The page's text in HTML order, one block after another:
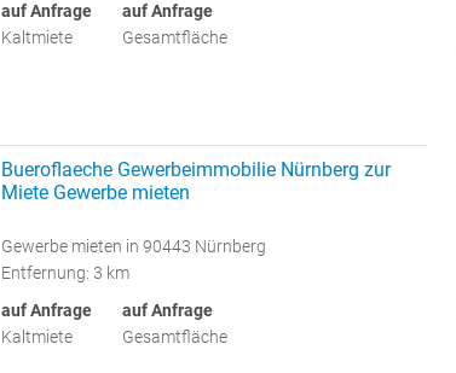
auf Anfrage
Kaltmiete
auf Anfrage
Gesamtfläche
Bueroflaeche Gewerbeimmobilie Nürnberg zur
Miete Gewerbe mieten
Gewerbe mieten in 90443 Nürnberg
Entfernung: 3 km
auf Anfrage
Kaltmiete
auf Anfrage
Gesamtfläche